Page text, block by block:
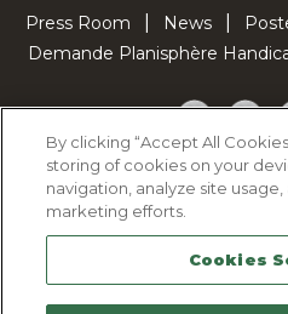
Press Room News
Demande Planisphère
Cookie
Legal
By clicking “Accept All
storing of cookies on your
navigation, analyze site usage,
marketing efforts.
Cookies